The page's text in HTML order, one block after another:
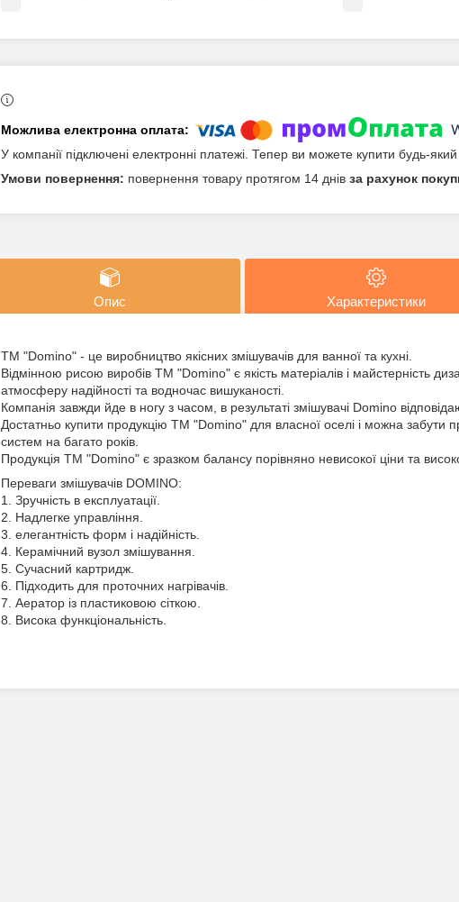
У компанії підключені електронні платежі. Тепер ви можете купити будь-
повернення товару протягом 14 днів за рахунок
Опис Характеристики
ТМ "Domino" - це виробництво якісних змішувачів для ванної та кухні.
Відмінною рисою виробів ТМ "Domino" є якість матеріалів і майстерність
атмосферу надійності та водночас вишуканості.
Компанія завжди йде в ногу з часом, в результаті змішувачі Domino
Достатньо купити продукцію ТМ "Domino" для власної оселі і можна забути
систем на багато років.
Продукція ТМ "Domino" є зразком балансу порівняно невисокої ціни та
Переваги змішувачів DOMINO:
1. Зручність в експлуатації.
2. Надлегке управління.
3. елегантність форм і надійність.
4. Керамічний вузол змішування.
5. Сучасний картридж.
6. Підходить для проточних нагрівачів.
7. Аератор із пластиковою сіткою.
8. Висока функціональність.